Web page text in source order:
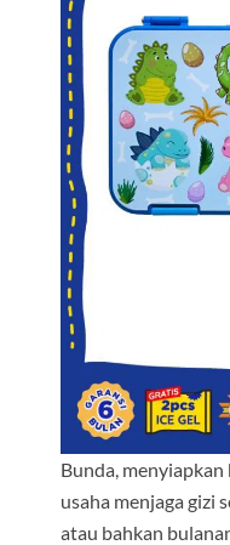
Bunda,
usaha menjaga gizi
atau bahkan